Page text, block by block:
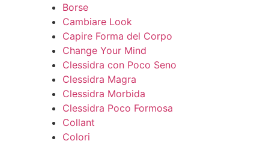
Borse
Cambiare Look
Capire Forma del Corpo
Change Your Mind
Clessidra con Poco Seno
Clessidra Magra
Clessidra Morbida
Clessidra Poco Formosa
Collant
Colori